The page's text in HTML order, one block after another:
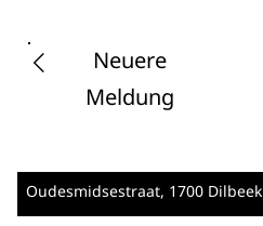
Neuere
Meldung
Oudesmidsestraat, 1700 Dilbeek